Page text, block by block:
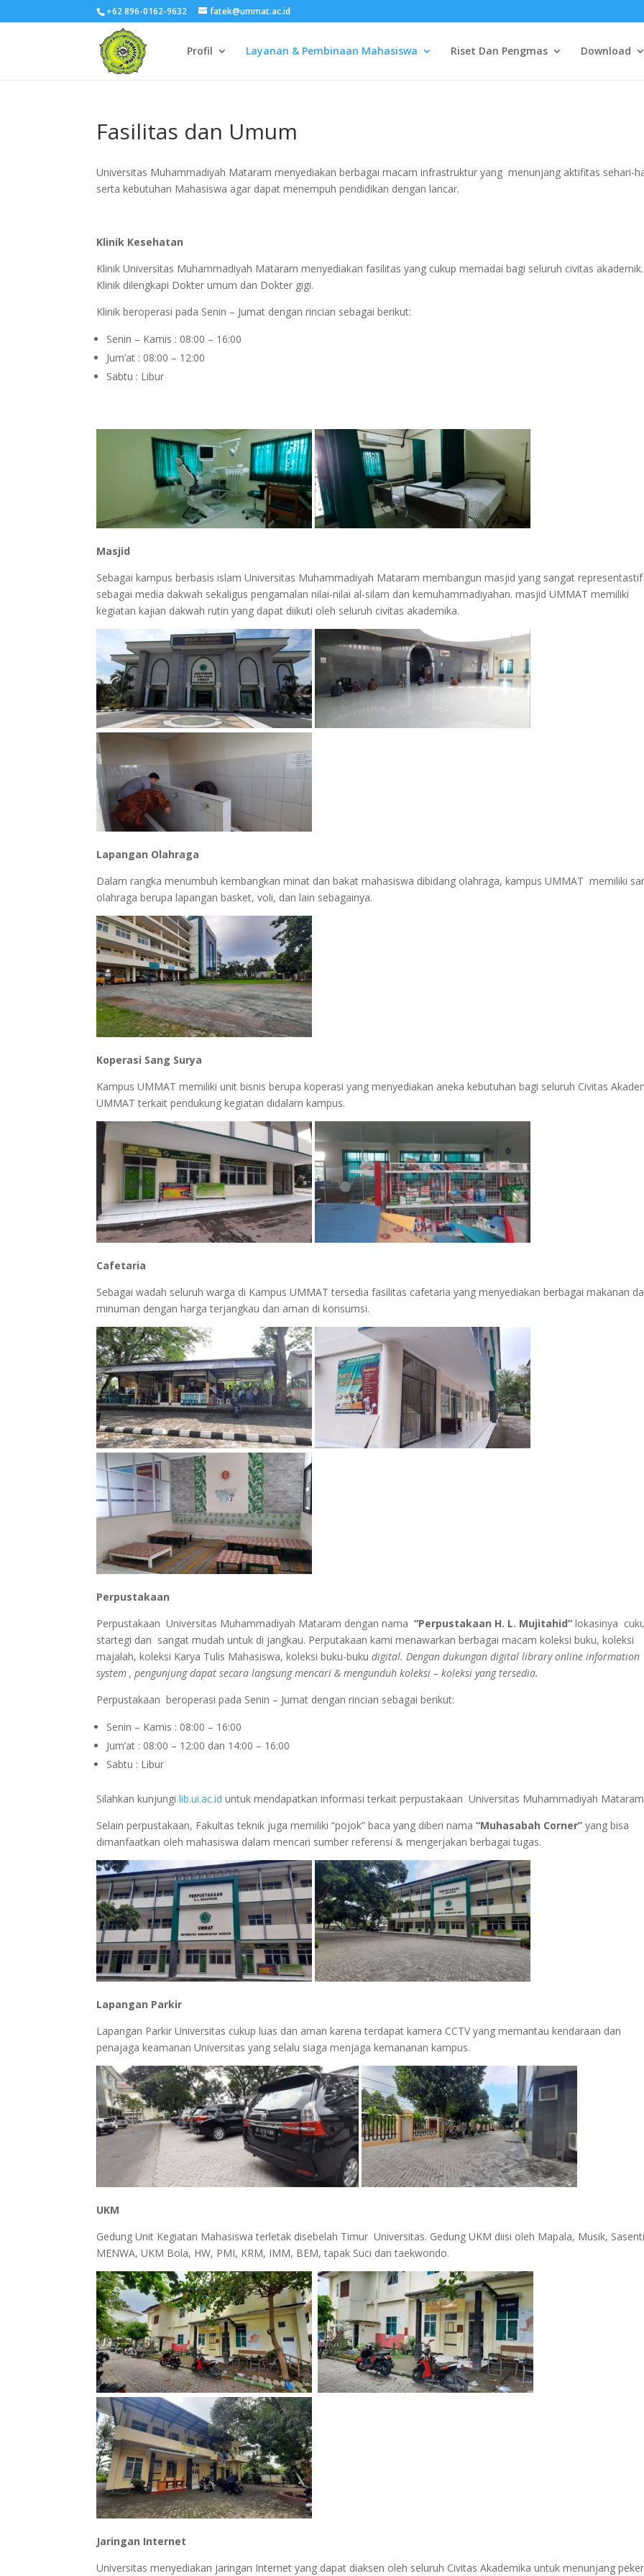
+62 896-0162-9632 fatek@ummat.ac.id
Profil Layanan & Pembinaan Mahasiswa Riset Dan Pengmas Download
Fasilitas dan Umum
Universitas Muhammadiyah Mataram menyediakan berbagai macam infrastruktur yang menunjang aktifitas sehari-
serta kebutuhan Mahasiswa agar dapat menempuh pendidikan dengan lancar.
Klinik Kesehatan
Klinik Universitas Muhammadiyah Mataram menyediakan fasilitas yang cukup memadai bagi seluruh civitas akademik.
Klinik dilengkapi Dokter umum dan Dokter gigi.
Klinik beroperasi pada Senin – Jumat dengan rincian sebagai berikut:
Senin – Kamis : 08:00 – 16:00
Jum’at : 08:00 – 12:00
Sabtu : Libur
Masjid
Sebagai kampus berbasis islam Universitas Muhammadiyah Mataram membangun masjid yang sangat representastif
sebagai media dakwah sekaligus pengamalan nilai-nilai al-silam dan kemuhammadiyahan. masjid UMMAT memiliki
kegiatan kajian dakwah rutin yang dapat diikuti oleh seluruh civitas akademika.
Lapangan Olahraga
Dalam rangka menumbuh kembangkan minat dan bakat mahasiswa dibidang olahraga, kampus UMMAT memiliki
olahraga berupa lapangan basket, voli, dan lain sebagainya.
Koperasi Sang Surya
Kampus UMMAT memiliki unit bisnis berupa koperasi yang menyediakan aneka kebutuhan bagi seluruh Civitas
UMMAT terkait pendukung kegiatan didalam kampus.
Cafetaria
Sebagai wadah seluruh warga di Kampus UMMAT tersedia fasilitas cafetaria yang menyediakan berbagai makanan
minuman dengan harga terjangkau dan aman di konsumsi.
Perpustakaan
Perpustakaan Universitas Muhammadiyah Mataram dengan nama“Perpustakaan H. L. Mujitahid”lokasinya
startegi dan sangat mudah untuk di jangkau. Perputakaan kami menawarkan berbagai macam koleksi buku, koleksi
majalah, koleksi Karya Tulis Mahasiswa, koleksi buku-bukudigital. Dengan dukungan digital library online information
system , pengunjung dapat secara langsung mencari & mengunduh koleksi – koleksi yang tersedia.
Perpustakaan beroperasi pada Senin – Jumat dengan rincian sebagai berikut:
Senin – Kamis : 08:00 – 16:00
Jum’at : 08:00 – 12:00 dan 14:00 – 16:00
Sabtu : Libur
Silahkan kunjungilib.ui.ac.id untuk mendapatkan informasi terkait perpustakaan Universitas Muhammadiyah
Selain perpustakaan, Fakultas teknik juga memiliki “pojok” baca yang diberi nama“Muhasabah Corner” yang bisa
dimanfaatkan oleh mahasiswa dalam mencari sumber referensi & mengerjakan berbagai tugas.
Lapangan Parkir
Lapangan Parkir Universitas cukup luas dan aman karena terdapat kamera CCTV yang memantau kendaraan dan
penajaga keamanan Universitas yang selalu siaga menjaga kemananan kampus.
UKM
Gedung Unit Kegiatan Mahasiswa terletak disebelah Timur Universitas. Gedung UKM diisi oleh Mapala, Musik,
MENWA, UKM Bola, HW, PMI, KRM, IMM, BEM, tapak Suci dan taekwondo.
Jaringan Internet
Universitas menyediakan jaringan Internet yang dapat diaksen oleh seluruh Civitas Akademika untuk menunjang